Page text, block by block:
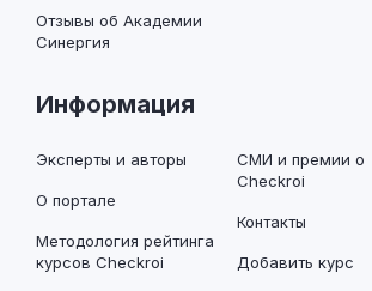
Отзывы об Академии
Синергия
Информация
Эксперты и авторы
О портале
Методология рейтинга
курсов Checkroi
СМИ и премии о
Checkroi
Контакты
Добавить курс